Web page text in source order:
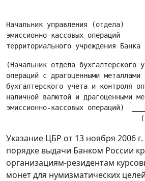
Начальник управления (отдела)
эмиссионно-кассовых операций
(Начальник отдела бухгалтерского
операций с драгоценными металлами
бухгалтерского учета и контроля
наличной валютой и драгоценными
эмиссионно-кассовых операций)
Указание ЦБР от 13 ноября 2006
порядке выдачи Банком России
организациям-резидентам
монет для нумизматических